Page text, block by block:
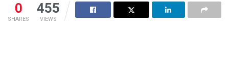
0
SHARES
455
VIEWS